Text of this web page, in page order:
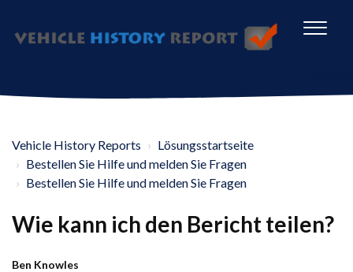
Vehicle History Reports
Lösungsstartseite
Bestellen Sie Hilfe und melden Sie Fragen
Bestellen Sie Hilfe und melden Sie Fragen
Wie kann ich den Bericht teilen?
Ben Knowles